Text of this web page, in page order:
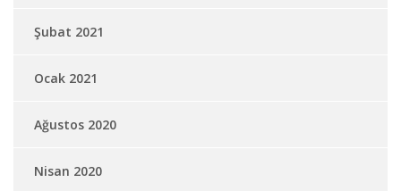
Şubat 2021
Ocak 2021
Ağustos 2020
Nisan 2020